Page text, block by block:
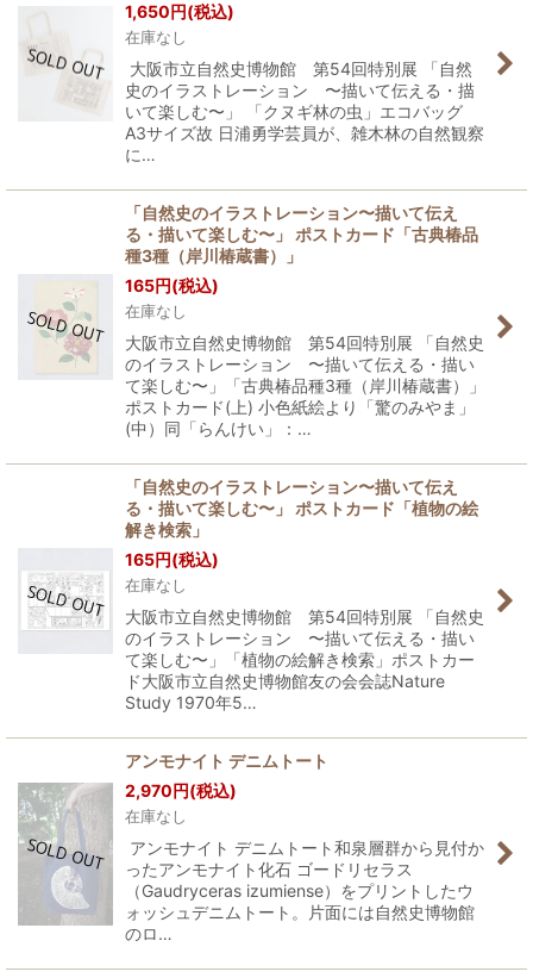
1,650円(税込)
在庫なし
大阪市立自然史博物館 第54回特別展 「自然
史のイラストレーション 〜描いて伝える・描
いて楽しむ〜」 「クヌギ林の虫」エコバッグ
A3サイズ故 日浦勇学芸員が、雑木林の自然観察
に…
「自然史のイラストレーション〜描いて伝え
る・描いて楽しむ〜」 ポストカード「古典椿品
種3種（岸川椿蔵書）」
165円(税込)
在庫なし
大阪市立自然史博物館 第54回特別展 「自然史
のイラストレーション 〜描いて伝える・描い
て楽しむ〜」「古典椿品種3種（岸川椿蔵書）」
ポストカード(上) 小色紙絵より「驚のみやま」
(中）同「らんけい」：…
「自然史のイラストレーション〜描いて伝え
る・描いて楽しむ〜」 ポストカード「植物の絵
解き検索」
165円(税込)
在庫なし
大阪市立自然史博物館 第54回特別展 「自然史
のイラストレーション 〜描いて伝える・描い
て楽しむ〜」「植物の絵解き検索」ポストカー
ド大阪市立自然史博物館友の会会誌Nature
Study 1970年5…
アンモナイト デニムトート
2,970円(税込)
在庫なし
アンモナイト デニムトート和泉層群から見付か
ったアンモナイト化石 ゴードリセラス
（Gaudryceras izumiense）をプリントしたウ
ォッシュデニムトート。片面には自然史博物館
のロ…